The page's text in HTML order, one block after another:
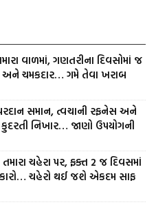
વાળમાં, ગણતરીના દિવસોમાં જ
ચમકદાર… ગમે તેવા ખરાબ
સમાન, ત્વચાની રફનેસ અને
નિખાર… જાણો ઉપયોગની
ચહેરા પર, ફક્ત 2 જ દિવસમાં
ચહેરો થઈ જશે એકદમ સાફ